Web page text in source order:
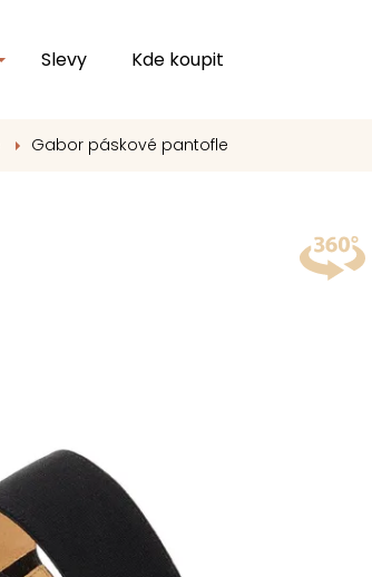
Slevy Kde koupit
Gabor páskové pantofle